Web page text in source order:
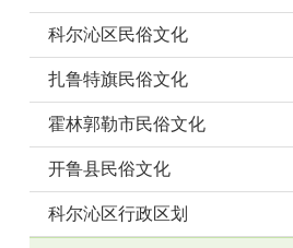
科尔沁区民俗文化
扎鲁特旗民俗文化
霍林郭勒市民俗文化
开鲁县民俗文化
科尔沁区行政区划